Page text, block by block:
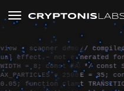
demo /* ge
– not executed
const FADE_ZON
= 2500; cons
clamp(n, a
// compiled
nerated for
*/ const
E = 35; const
t TRANSITION =